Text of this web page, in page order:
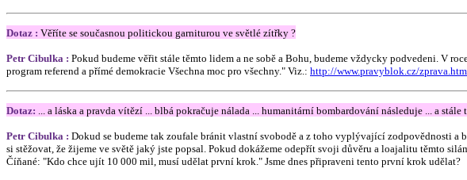
Dotaz : Věříte se současnou politickou garniturou ve světlé zítřky ?
Petr Cibulka : Pokud budeme věřit stále těmto lidem a ne sobě a Bohu, budeme vždycky podvedeni. V
program referend a přímé demokracie Všechna moc pro všechny." Viz.: http://www.pravyblok.cz/zprava.htm
Dotaz: ... a láska a pravda vítězí ... blbá pokračuje nálada ... humanitární bombardování následuje ... a
Petr Cibulka : Dokud se budeme tak zoufale bránit vlastní svobodě a z toho vyplývající zodpovědnosti a
si stěžovat, že žijeme ve světě jaký jste popsal. Pokud dokážeme odepřít svoji důvěru a loajalitu těmto
Číňané: "Kdo chce ujít 10 000 mil, musí udělat první krok." Jsme dnes připraveni tento první krok udělat?